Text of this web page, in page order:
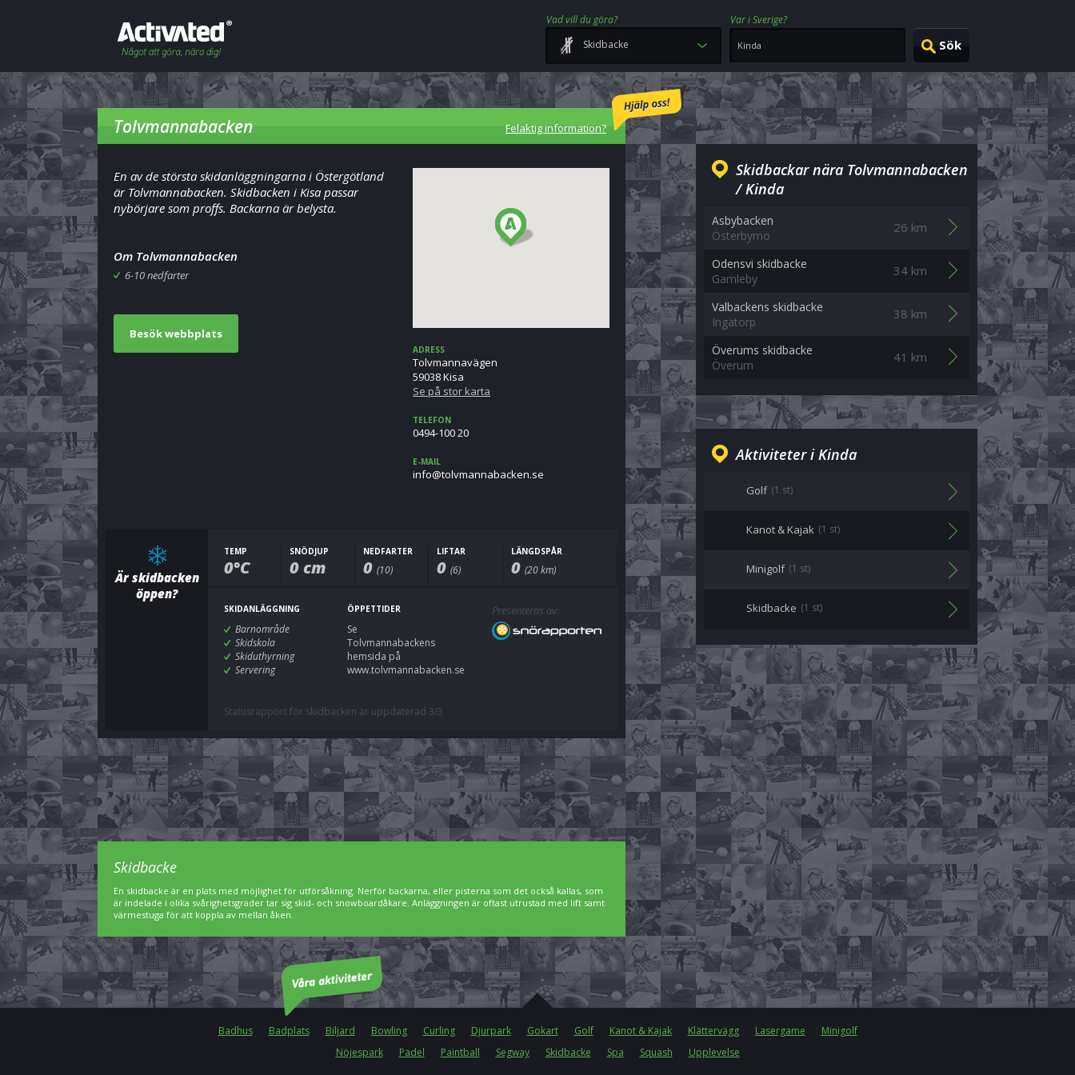
Vad vill du göra?
Var i Sverige?
Skidbacke
Tolvmannabacken Felaktig information?
En av de största skidanläggningarna i Östergötland
är Tolvmannabacken. Skidbacken i Kisa passar
nybörjare som proffs. Backarna är belysta.
Om Tolvmannabacken
6-10 nedfarter
Besök webbplats
ADRESS
Tolvmannavägen
59038 Kisa
Se på stor karta
TELEFON
0494-100 20
E-MAIL
es.nekcabannamvlot@ofni
Är skidbacken
öppen?
TEMP
0°C
SNÖDJUP
0 cm
NEDFARTER
0 (10)
LIFTAR
0 (6)
LÄNGDSPÅR
0 (20 km)
SKIDANLÄGGNING
Barnområde
Skidskola
Skiduthyrning
Servering
ÖPPETTIDER
Se
Tolvmannabackens
hemsida på
www.tolvmannabacken.se
Presenteras av:
Statusrapport för skidbacken är uppdaterad 3/3
Skidbackar nära Tolvmannabacken
/ Kinda
Asbybacken
Österbymo
26 km
Odensvi skidbacke
Gamleby
34 km
Valbackens skidbacke
Ingatorp
38 km
Överums skidbacke
Överum
41 km
Aktiviteter i Kinda
Golf (1 st)
Kanot & Kajak (1 st)
Minigolf (1 st)
Skidbacke (1 st)
Skidbacke
En skidbacke är en plats med möjlighet för utförsåkning. Nerför backarna, eller pisterna som det också kallas, som
är indelade i olika svårighetsgrader tar sig skid- och snowboardåkare. Anläggningen är oftast utrustad med lift samt
värmestuga för att koppla av mellan åken.
Badhus Badplats Biljard Bowling Curling Djurpark Gokart Golf Kanot & Kajak Klättervägg Lasergame
Minigolf
Nöjespark
Padel Paintball Segway Skidbacke Spa Squash Upplevelse